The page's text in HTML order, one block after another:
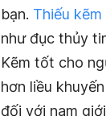
bạn. Thiếu kẽm
như đục thủy
Kẽm tốt cho
hơn liều
đối với nam